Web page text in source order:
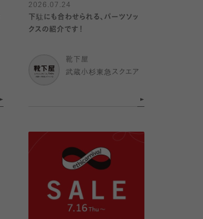
2026.07.24
下駄にも合わせられる、パーツソッ
クスの紹介です！
靴下屋
武蔵小杉東急スクエア